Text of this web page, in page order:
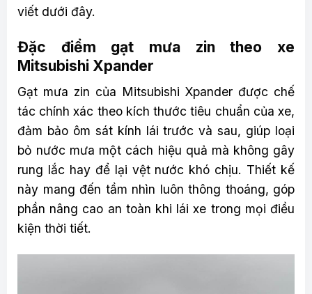
viết dưới đây.
Đặc điểm gạt mưa zin theo xe
Mitsubishi Xpander
Gạt mưa zin của Mitsubishi Xpander được chế
tác chính xác theo kích thước tiêu chuẩn của xe,
đảm bảo ôm sát kính lái trước và sau, giúp loại
bỏ nước mưa một cách hiệu quả mà không gây
rung lắc hay để lại vệt nước khó chịu. Thiết kế
này mang đến tầm nhìn luôn thông thoáng, góp
phần nâng cao an toàn khi lái xe trong mọi điều
kiện thời tiết.